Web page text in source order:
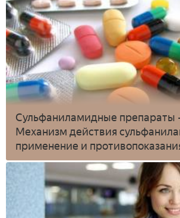
Сульфаниламидные препараты
Механизм действия
применение и